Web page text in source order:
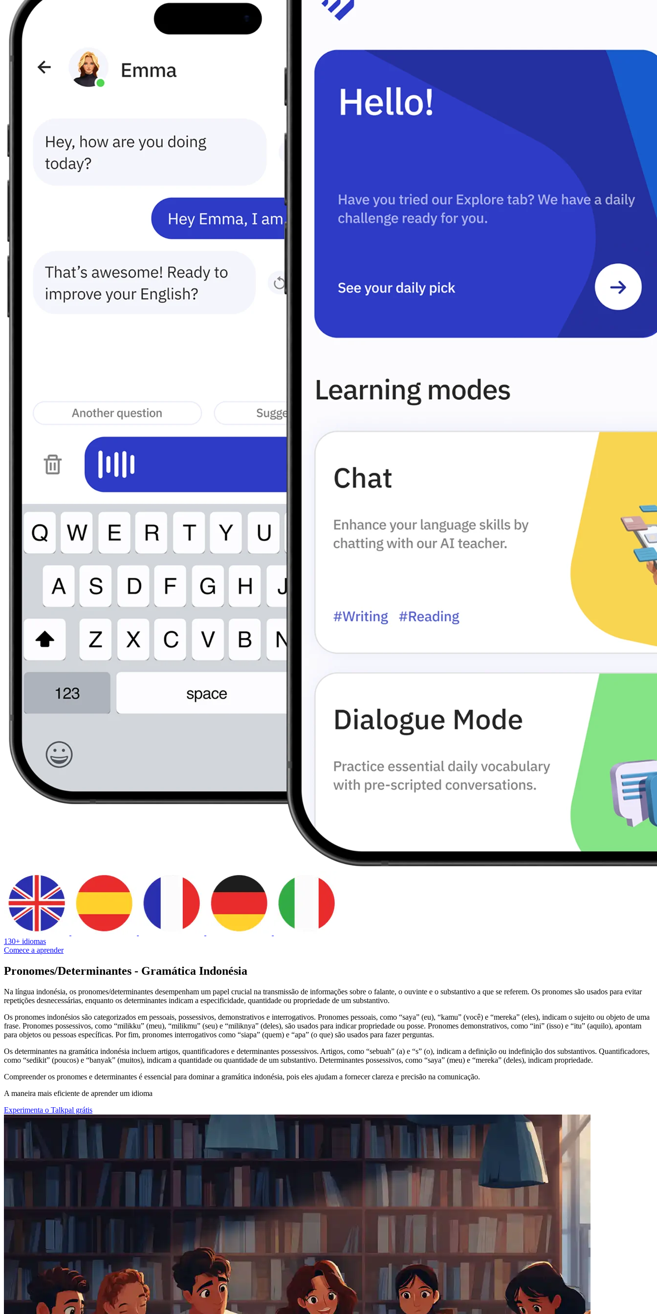
130+ idiomas
Comece a aprender
Pronomes/Determinantes - Gramática Indonésia
Na língua indonésia, os pronomes/determinantes desempenham um papel crucial na transmissão de informações sobre o falante, o ouvinte e o substantivo a que se referem. Os pronomes são usados para evitar
repetições desnecessárias, enquanto os determinantes indicam a especificidade, quantidade ou propriedade de um substantivo.
Os pronomes indonésios são categorizados em pessoais, possessivos, demonstrativos e interrogativos. Pronomes pessoais, como “saya” (eu), “kamu” (você) e “mereka” (eles), indicam o sujeito ou objeto de uma
frase. Pronomes possessivos, como “milikku” (meu), “milikmu” (seu) e “miliknya” (deles), são usados para indicar propriedade ou posse. Pronomes demonstrativos, como “ini” (isso) e “itu” (aquilo), apontam
para objetos ou pessoas específicas. Por fim, pronomes interrogativos como “siapa” (quem) e “apa” (o que) são usados para fazer perguntas.
Os determinantes na gramática indonésia incluem artigos, quantificadores e determinantes possessivos. Artigos, como “sebuah” (a) e “s” (o), indicam a definição ou indefinição dos substantivos. Quantificadores,
como “sedikit” (poucos) e “banyak” (muitos), indicam a quantidade ou quantidade de um substantivo. Determinantes possessivos, como “saya” (meu) e “mereka” (deles), indicam propriedade.
Compreender os pronomes e determinantes é essencial para dominar a gramática indonésia, pois eles ajudam a fornecer clareza e precisão na comunicação.
A maneira mais eficiente de aprender um idioma
Experimenta o Talkpal grátis